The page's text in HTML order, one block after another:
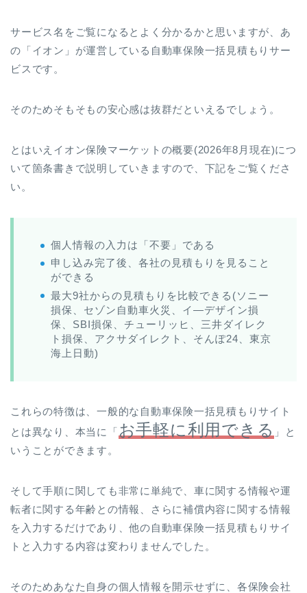
サービス名をご覧になるとよく分かるかと思いますが、あ
の「イオン」が運営している自動車保険一括見積もりサー
ビスです。
そのためそもそもの安心感は抜群だといえるでしょう。
とはいえイオン保険マーケットの概要(2026年8月現在)につ
いて箇条書きで説明していきますので、下記をご覧くださ
い。
個人情報の入力は「不要」である
申し込み完了後、各社の見積もりを見ること
ができる
最大9社からの見積もりを比較できる(ソニー
損保、セゾン自動車火災、イ―デザイン損
保、SBI損保、チューリッヒ、三井ダイレク
ト損保、アクサダイレクト、そんぽ24、東京
海上日動)
これらの特徴は、一般的な自動車保険一括見積もりサイト
とは異なり、本当に「 お手軽に利用できる 」と
いうことができます。
そして手順に関しても非常に単純で、車に関する情報や運
転者に関する年齢との情報、さらに補償内容に関する情報
を入力するだけであり、他の自動車保険一括見積もりサイ
トと入力する内容は変わりませんでした。
そのためあなた自身の個人情報を開示せずに、各保険会社